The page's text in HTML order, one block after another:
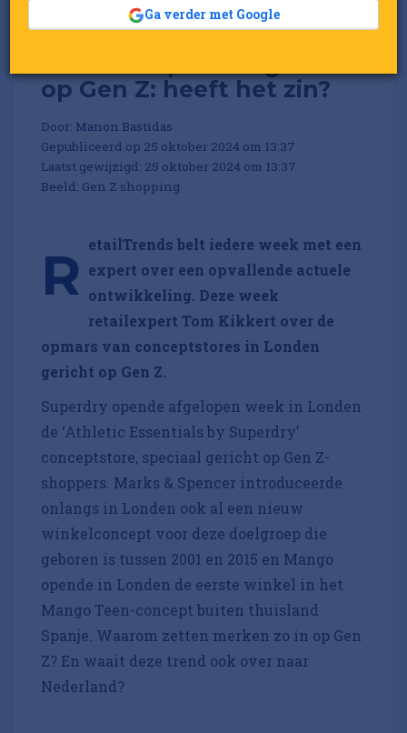
op Gen Z: heeft het zin?
Door: Manon Bastidas
Gepubliceerd op 25 oktober 2024 om 13:37
Laatst gewijzigd: 25 oktober 2024 om 13:37
Beeld: Gen Z shopping
R etailTrends belt iedere week met een
expert over een opvallende actuele
ontwikkeling. Deze week
retailexpert Tom Kikkert over de
opmars van conceptstores in Londen
gericht op Gen Z.
Superdry opende afgelopen week in Londen
de ‘Athletic Essentials by Superdry’
conceptstore, speciaal gericht op Gen Z-
shoppers. Marks & Spencer introduceerde
onlangs in Londen ook al een nieuw
winkelconcept voor deze doelgroep die
geboren is tussen 2001 en 2015 en Mango
opende in Londen de eerste winkel in het
Mango Teen-concept buiten thuisland
Spanje. Waarom zetten merken zo in op Gen
Z? En waait deze trend ook over naar
Nederland?
Ga verder met Google